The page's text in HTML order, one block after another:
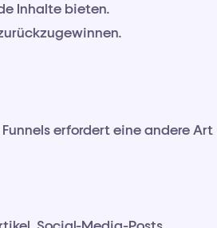
Inhalte bieten.
erfordert eine andere Art